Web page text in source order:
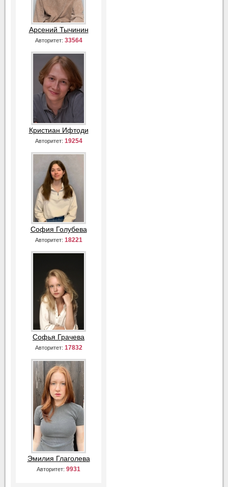
Арсений Тычинин
Авторитет: 33564
Кристиан Ифтоди
Авторитет: 19254
София Голубева
Авторитет: 18221
Софья Грачева
Авторитет: 17832
Эмилия Глаголева
Авторитет: 9931